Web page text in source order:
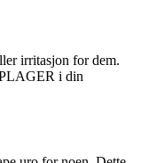
irritasjon for dem.
i din